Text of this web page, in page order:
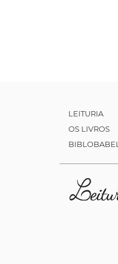
LEITURIA
OS LIVROS
BIBLOBABEL